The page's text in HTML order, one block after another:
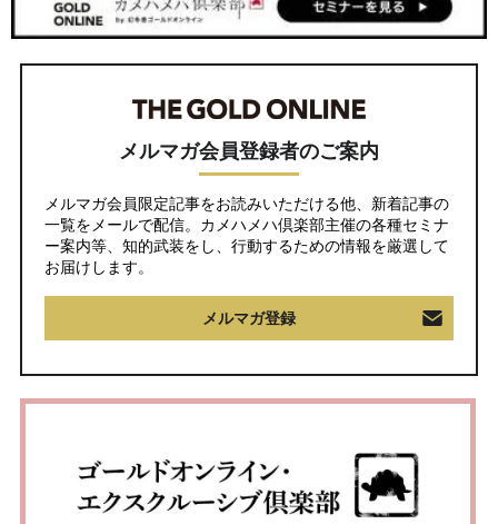
メルマガ会員登録者のご案内
メルマガ会員限定記事をお読みいただける他、新着記事の
一覧をメールで配信。カメハメハ倶楽部主催の各種セミナ
ー案内等、知的武装をし、行動するための情報を厳選して
お届けします。
メルマガ登録